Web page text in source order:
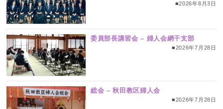
■2026年8月3日
委員部長講習会 – 婦人会網干支部
■2026年7月28日
総会 – 秋田教区婦人会
■2026年7月28日